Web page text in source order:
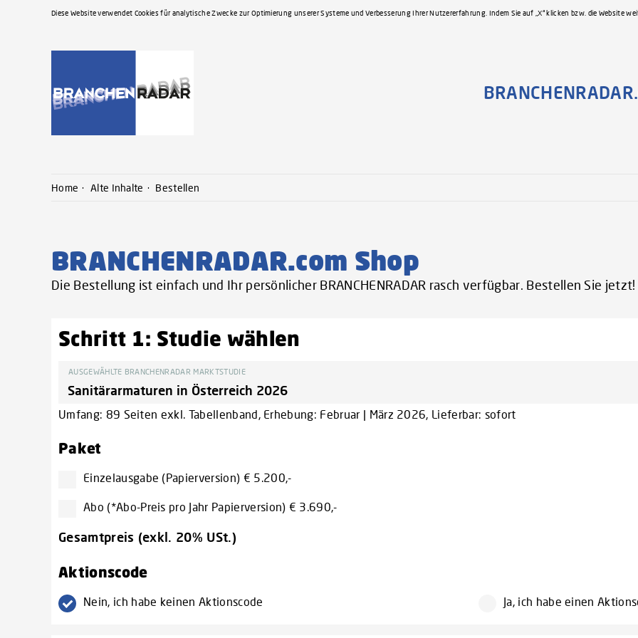
Diese Website verwendet Cookies für analytische Zwecke zur Optimierung unserer Systeme und Verbesserung Ihrer Nutzererfahrung. Indem Sie auf „X“ klicken bzw. die Website
Home Alte Inhalte Bestellen
BRANCHENRADAR.com Shop
Die Bestellung ist einfach und Ihr persönlicher BRANCHENRADAR rasch verfügbar. Bestellen Sie jetzt!
Schritt 1: Studie wählen
AUSGEWÄHLTE BRANCHENRADAR MARKTSTUDIE
Umfang: 89 Seiten exkl. Tabellenband, Erhebung: Februar | März 2026, Lieferbar: sofort
Paket
Einzelausgabe (Papierversion) € 5.200,-
Abo (*Abo-Preis pro Jahr Papierversion) € 3.690,-
Gesamtpreis (exkl. 20% USt.)
Aktionscode
Nein, ich habe keinen Aktionscode Ja, ich habe einen